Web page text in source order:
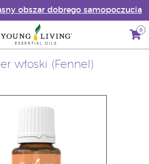
obszar dobrego samopoczucia
0
włoski (Fennel)